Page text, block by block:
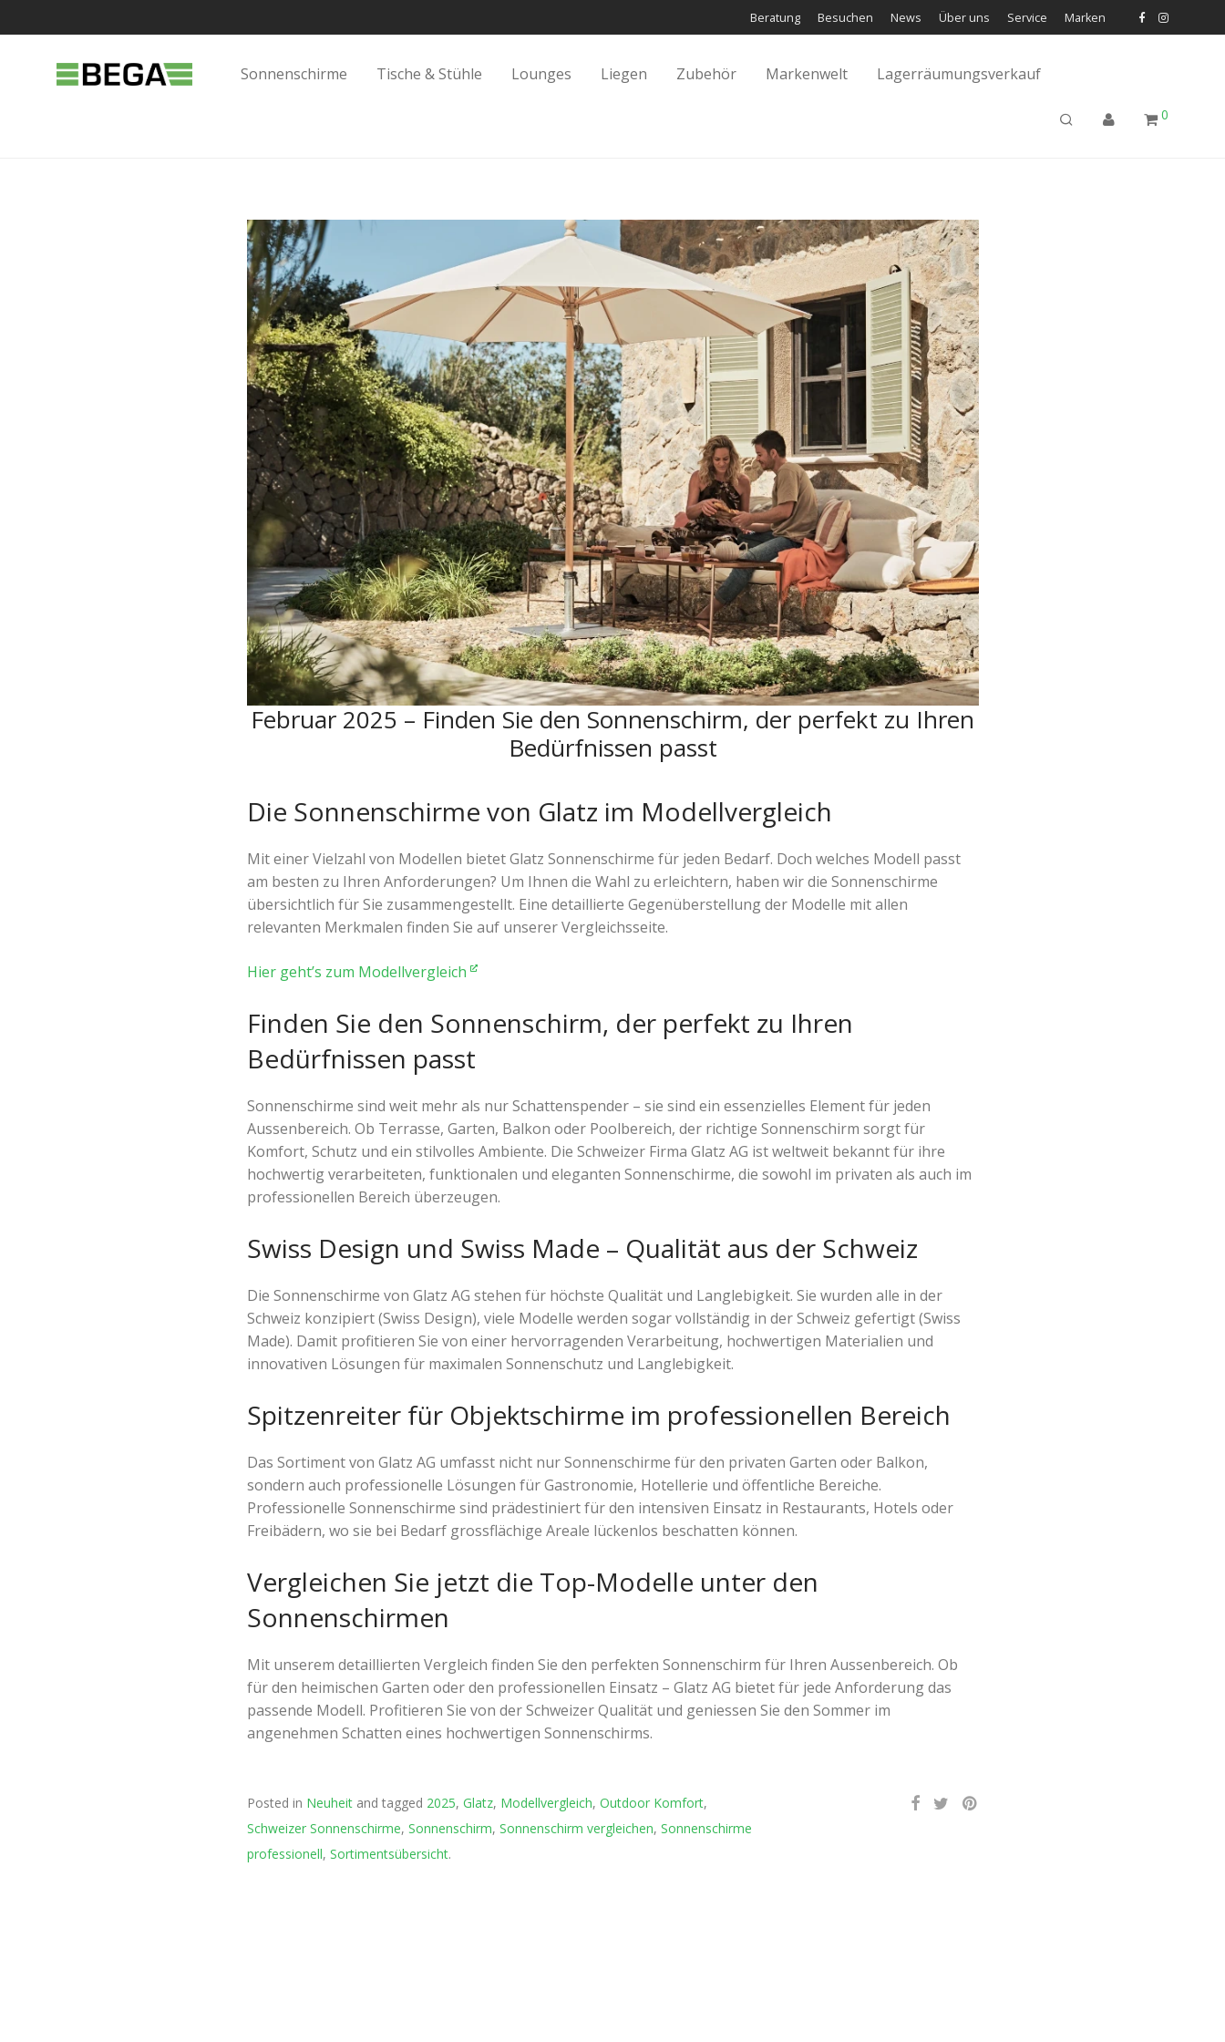
Beratung Besuchen News Über uns Service Marken
Sonnenschirme Tische & Stühle Lounges Liegen Zubehör Markenwelt Lagerräumungsverkauf
0
Februar 2025 – Finden Sie den Sonnenschirm, der perfekt zu Ihren
Bedürfnissen passt
Die Sonnenschirme von Glatz im Modellvergleich
Mit einer Vielzahl von Modellen bietet Glatz Sonnenschirme für jeden Bedarf. Doch welches Modell passt
am besten zu Ihren Anforderungen? Um Ihnen die Wahl zu erleichtern, haben wir die Sonnenschirme
übersichtlich für Sie zusammengestellt. Eine detaillierte Gegenüberstellung der Modelle mit allen
relevanten Merkmalen finden Sie auf unserer Vergleichsseite.
Hier geht’s zum Modellvergleich
Finden Sie den Sonnenschirm, der perfekt zu Ihren
Bedürfnissen passt
Sonnenschirme sind weit mehr als nur Schattenspender – sie sind ein essenzielles Element für jeden
Aussenbereich. Ob Terrasse, Garten, Balkon oder Poolbereich, der richtige Sonnenschirm sorgt für
Komfort, Schutz und ein stilvolles Ambiente. Die Schweizer Firma Glatz AG ist weltweit bekannt für ihre
hochwertig verarbeiteten, funktionalen und eleganten Sonnenschirme, die sowohl im privaten als auch im
professionellen Bereich überzeugen.
Swiss Design und Swiss Made – Qualität aus der Schweiz
Die Sonnenschirme von Glatz AG stehen für höchste Qualität und Langlebigkeit. Sie wurden alle in der
Schweiz konzipiert (Swiss Design), viele Modelle werden sogar vollständig in der Schweiz gefertigt (Swiss
Made). Damit profitieren Sie von einer hervorragenden Verarbeitung, hochwertigen Materialien und
innovativen Lösungen für maximalen Sonnenschutz und Langlebigkeit.
Spitzenreiter für Objektschirme im professionellen Bereich
Das Sortiment von Glatz AG umfasst nicht nur Sonnenschirme für den privaten Garten oder Balkon,
sondern auch professionelle Lösungen für Gastronomie, Hotellerie und öffentliche Bereiche.
Professionelle Sonnenschirme sind prädestiniert für den intensiven Einsatz in Restaurants, Hotels oder
Freibädern, wo sie bei Bedarf grossflächige Areale lückenlos beschatten können.
Vergleichen Sie jetzt die Top-Modelle unter den
Sonnenschirmen
Mit unserem detaillierten Vergleich finden Sie den perfekten Sonnenschirm für Ihren Aussenbereich. Ob
für den heimischen Garten oder den professionellen Einsatz – Glatz AG bietet für jede Anforderung das
passende Modell. Profitieren Sie von der Schweizer Qualität und geniessen Sie den Sommer im
angenehmen Schatten eines hochwertigen Sonnenschirms.
Posted in Neuheitand tagged 2025, Glatz, Modellvergleich, Outdoor Komfort,
Schweizer Sonnenschirme, Sonnenschirm, Sonnenschirm vergleichen, Sonnenschirme
professionell, Sortimentsübersicht.